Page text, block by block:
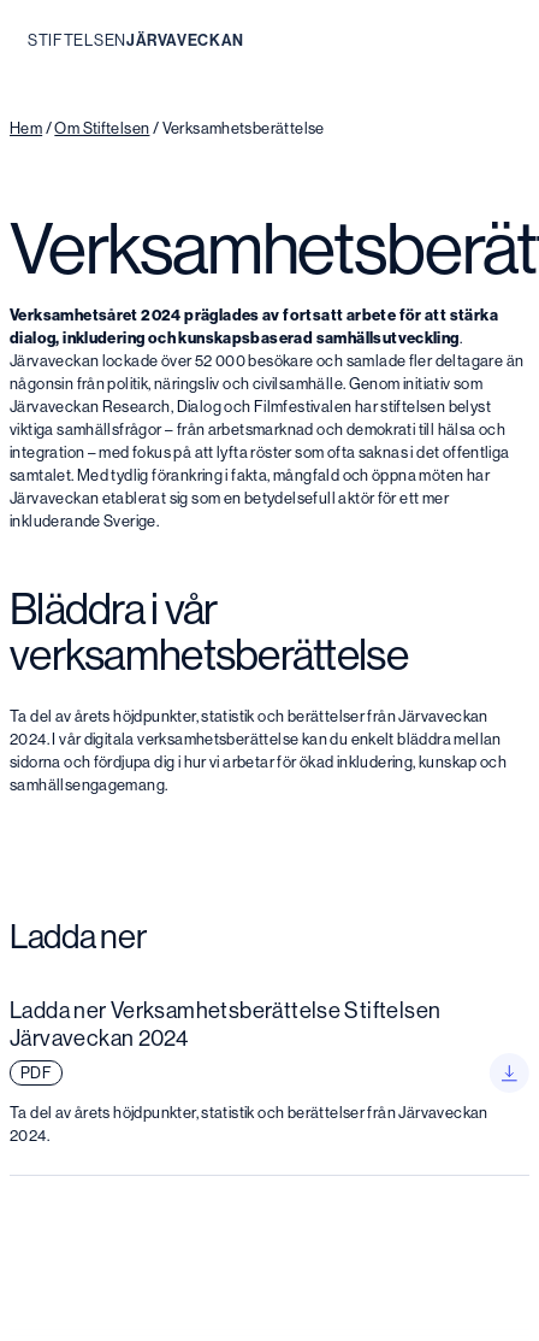
innehåll
STIFTELSENJÄRVAVECKAN
Hem /Om Stiftelsen / Verksamhetsberättelse
Verksamhetsåret 2024 präglades av fortsatt arbete för att stärka
dialog, inkludering och kunskapsbaserad samhällsutveckling.
Järvaveckan lockade över 52 000 besökare och samlade fler deltagare än
någonsin från politik, näringsliv och civilsamhälle. Genom initiativ som
Järvaveckan Research, Dialog och Filmfestivalen har stiftelsen belyst
viktiga samhällsfrågor – från arbetsmarknad och demokrati till hälsa och
integration – med fokus på att lyfta röster som ofta saknas i det offentliga
samtalet. Med tydlig förankring i fakta, mångfald och öppna möten har
Järvaveckan etablerat sig som en betydelsefull aktör för ett mer
inkluderande Sverige.
Bläddra i vår
verksamhetsberättelse
Ta del av årets höjdpunkter, statistik och berättelser från Järvaveckan
2024. I vår digitala verksamhetsberättelse kan du enkelt bläddra mellan
sidorna och fördjupa dig i hur vi arbetar för ökad inkludering, kunskap och
samhällsengagemang.
Ladda ner
Ladda ner Verksamhetsberättelse Stiftelsen
Järvaveckan 2024
PDF
Ta del av årets höjdpunkter, statistik och berättelser från Järvaveckan
2024.